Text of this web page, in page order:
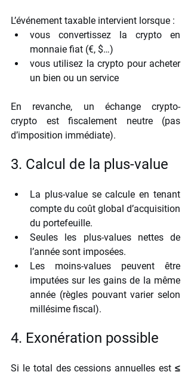
L’événement taxable intervient lorsque :
vous convertissez la crypto en
monnaie fiat (€, $…)
vous utilisez la crypto pour acheter
un bien ou un service
En revanche, un échange crypto-
crypto est fiscalement neutre (pas
d’imposition immédiate).
3. Calcul de la plus-value
La plus-value se calcule en tenant
compte du coût global d’acquisition
du portefeuille.
Seules les plus-values nettes de
l’année sont imposées.
Les moins-values peuvent être
imputées sur les gains de la même
année (règles pouvant varier selon
millésime fiscal).
4. Exonération possible
Si le total des cessions annuelles est ≤